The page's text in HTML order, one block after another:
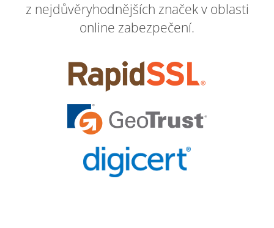
z nejdůvěryhodnějších značek v oblasti
online zabezpečení.